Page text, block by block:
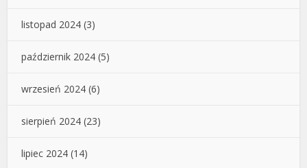
listopad 2024 (3)
październik 2024 (5)
wrzesień 2024 (6)
sierpień 2024 (23)
lipiec 2024 (14)